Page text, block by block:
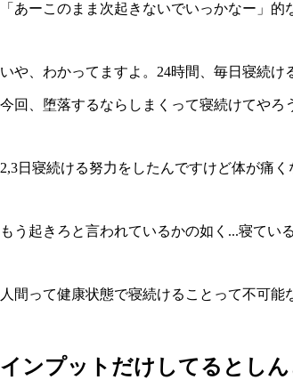
「あーこのまま次起きないでいっかなー」
いや、わかってますよ。24時間、毎日寝続け
今回、堕落するならしまくって寝続けてやろ
2,3日寝続ける努力をしたんですけど体が痛
もう起きろと言われているかの如く...寝てい
人間って健康状態で寝続けることって不可能
インプットだけしてるとし